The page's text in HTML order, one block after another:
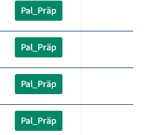
Pal_Präp
Pal_Präp
Pal_Präp
Pal_Präp